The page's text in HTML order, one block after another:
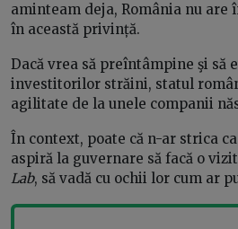
aminteam deja, România nu are
în această privință.
Dacă vrea să preîntâmpine şi să
investitorilor străini, statul
agilitate de la unele companii
În context, poate că n-ar strica
aspiră la guvernare să facă o
Lab, să vadă cu ochii lor cum ar